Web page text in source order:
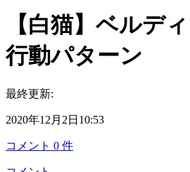
【白猫】ベルデ
行動パターン
最終更新:
2020年12月2日10:53
コメント 0 件